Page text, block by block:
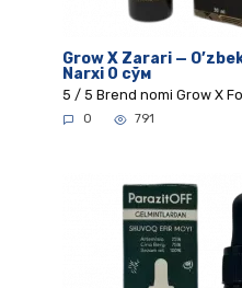
Grow X Zarari —
Narxi 0 сўм
5 / 5 Brend nomi Grow X
0 791